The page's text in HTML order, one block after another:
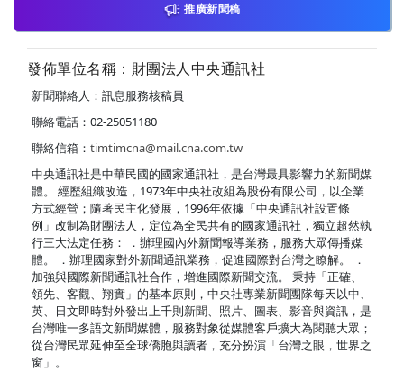
推廣新聞稿
發佈單位名稱：財團法人中央通訊社
新聞聯絡人：訊息服務核稿員
聯絡電話：02-25051180
聯絡信箱： timtimcna@mail.cna.com.tw
中央通訊社是中華民國的國家通訊社，是台灣最具影響力的新聞媒
體。 經歷組織改造，1973年中央社改組為股份有限公司，以企業
方式經營；隨著民主化發展，1996年依據「中央通訊社設置條
例」改制為財團法人，定位為全民共有的國家通訊社，獨立超然執
行三大法定任務： ．辦理國內外新聞報導業務，服務大眾傳播媒
體。 ．辦理國家對外新聞通訊業務，促進國際對台灣之瞭解。 ．
加強與國際新聞通訊社合作，增進國際新聞交流。 秉持「正確、
領先、客觀、翔實」的基本原則，中央社專業新聞團隊每天以中、
英、日文即時對外發出上千則新聞、照片、圖表、影音與資訊，是
台灣唯一多語文新聞媒體，服務對象從媒體客戶擴大為閱聽大眾；
從台灣民眾延伸至全球僑胞與讀者，充分扮演「台灣之眼，世界之
窗」。